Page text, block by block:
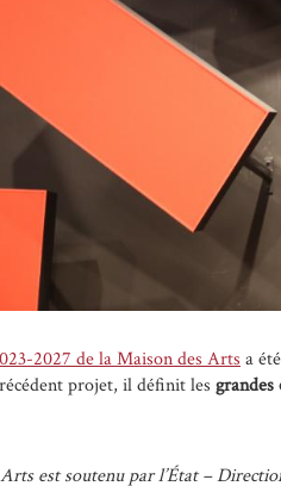
2027 de la Maison des Arts a
projet, il définit les
est soutenu par l’État –